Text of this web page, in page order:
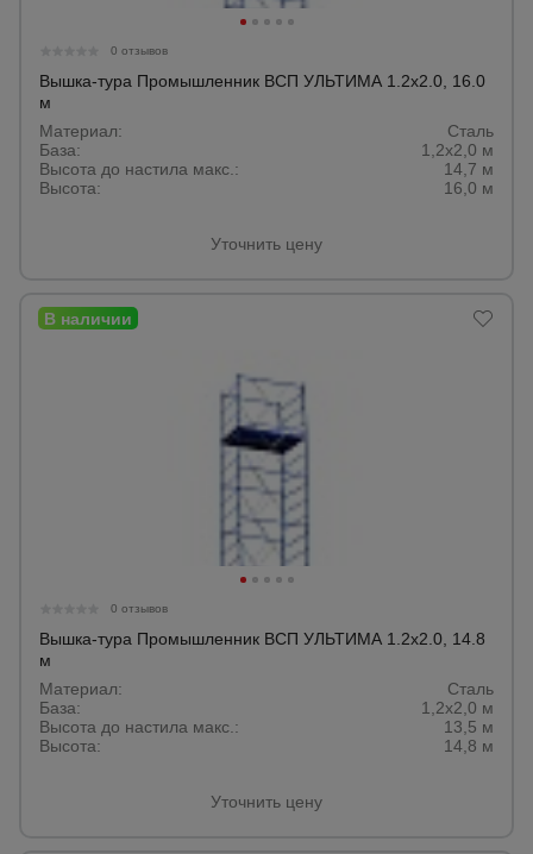
0 отзывов
Вышка-тура Промышленник ВСП УЛЬТИМА 1.2х2.0, 16.0
м
Материал:
Сталь
База:
1,2х2,0 м
Высота до настила макс.:
14,7 м
Высота:
16,0 м
Уточнить цену
0 отзывов
Вышка-тура Промышленник ВСП УЛЬТИМА 1.2х2.0, 14.8
м
Материал:
Сталь
База:
1,2х2,0 м
Высота до настила макс.:
13,5 м
Высота:
14,8 м
Уточнить цену